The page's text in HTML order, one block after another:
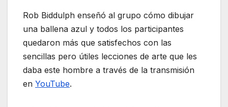
Rob Biddulph enseñó al grupo cómo dibujar
una ballena azul y todos los participantes
quedaron más que satisfechos con las
sencillas pero útiles lecciones de arte que les
daba este hombre a través de la transmisión
en YouTube.